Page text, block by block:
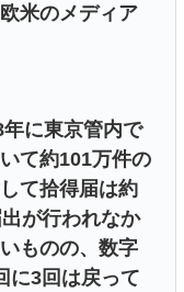
米のメディア
に東京管内で
て約101万件の
て拾得届は約
が行われなか
ものの、数字
に3回は戻って